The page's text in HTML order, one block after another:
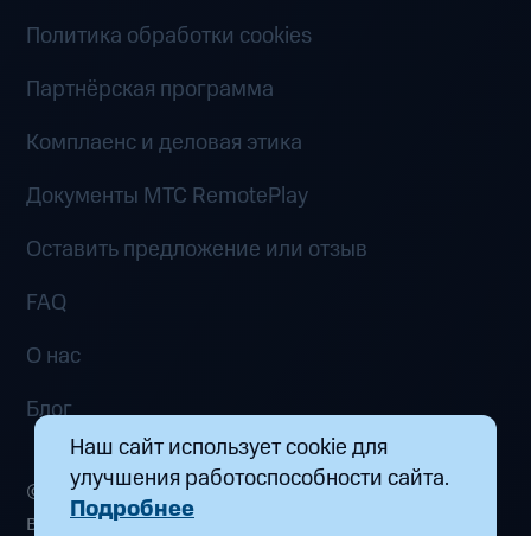
Наш сайт использует cookie для
улучшения работоспособности сайта.
Подробнее
Политика обработки cookies
Партнёрская программа
Комплаенс и деловая этика
Документы MTC RemotePlay
Оставить предложение или отзыв
FAQ
О нас
Блог
© 2026 ООО «Маркетплейс распределенных
вычислений». Все права защищены